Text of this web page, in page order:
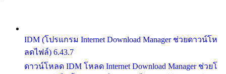
IDM (โปรแกรม Internet Download Manager ช่วยดาวน์โห
ลดไฟล์) 6.43.7
ดาวน์โหลด IDM โหลด Internet Download Manager ช่วยโ